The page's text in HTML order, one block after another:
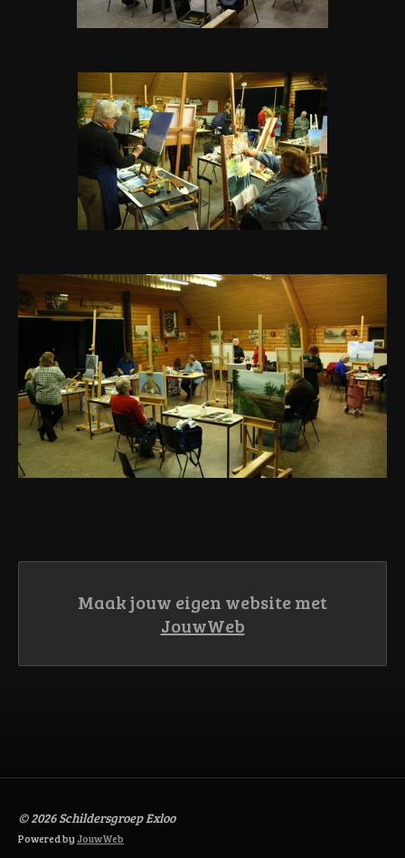
Maak jouw eigen website met
JouwWeb
© 2026 Schildersgroep Exloo
Powered byJouwWeb